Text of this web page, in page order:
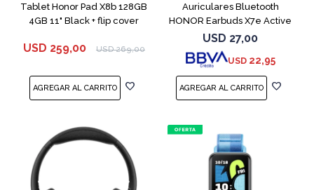
Tablet Honor Pad X8b 128GB
4GB 11" Black + flip cover
USD 259,00 USD 269,00
Auriculares Bluetooth
HONOR Earbuds X7e Active
TWS White
USD 27,00
USD 22,95